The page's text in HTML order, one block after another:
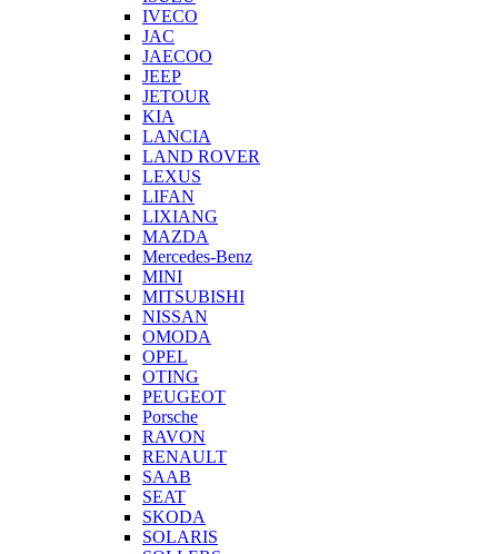
IVECO
JAC
JAECOO
JEEP
JETOUR
KIA
LANCIA
LAND ROVER
LEXUS
LIFAN
LIXIANG
MAZDA
Mercedes-Benz
MINI
MITSUBISHI
NISSAN
OMODA
OPEL
OTING
PEUGEOT
Porsche
RAVON
RENAULT
SAAB
SEAT
SKODA
SOLARIS